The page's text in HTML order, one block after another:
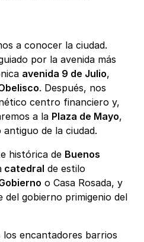
a conocer la ciudad.
por la avenida más
avenida 9 de Julio,
. Después, nos
centro financiero y,
a la Plaza de Mayo,
de la ciudad.
histórica de Buenos
catedral de estilo
o Casa Rosada, y
del gobierno primigenio del
encantadores barrios